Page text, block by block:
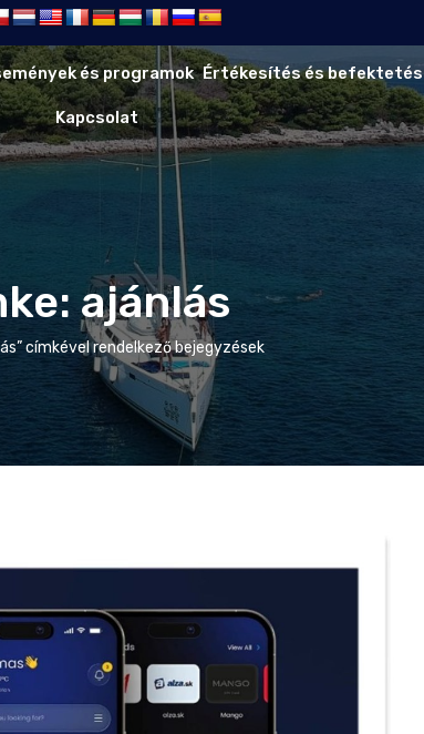
és programok Értékesítés és befektetés
Kapcsolat
ajánlás
címkével rendelkező bejegyzések